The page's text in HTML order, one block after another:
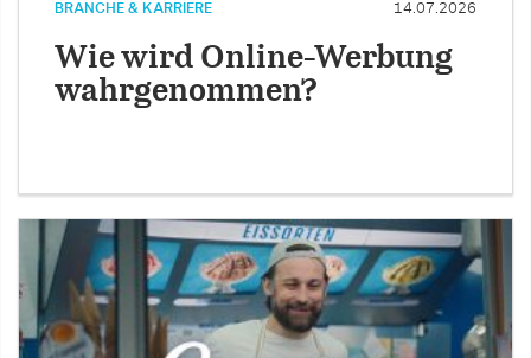
BRANCHE & KARRIERE 14.07.2026
Wie wird Online-Werbung
wahrgenommen?